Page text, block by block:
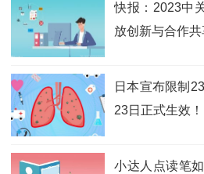
快报：2023中
放创新与合作共
日本宣布限制
23日正式生效
小达人点读笔